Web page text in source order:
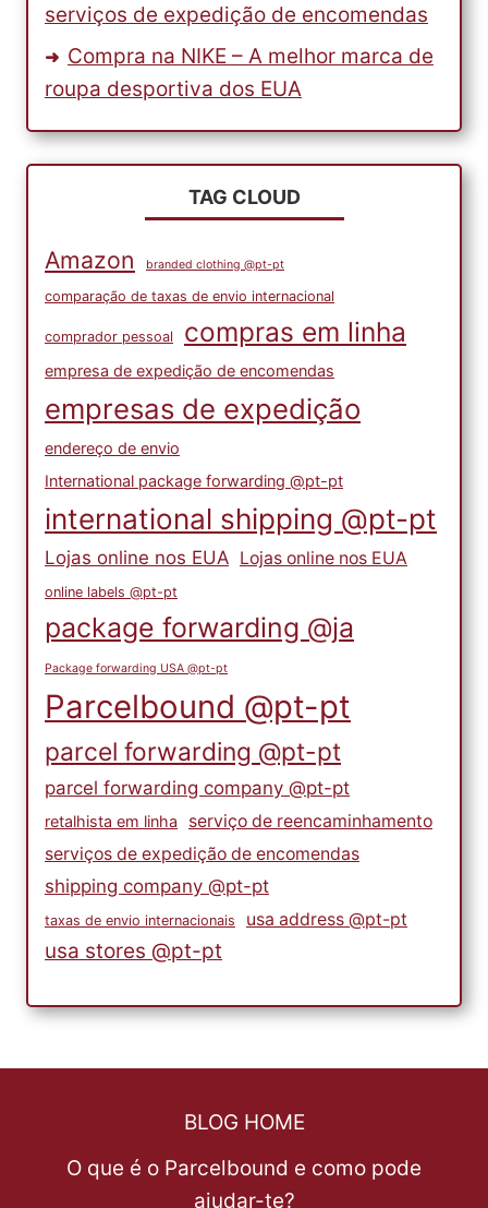
serviços de expedição de encomendas
Compra na NIKE – A melhor marca de
roupa desportiva dos EUA
TAG CLOUD
Amazon branded clothing @pt-pt
comparação de taxas de envio internacional
comprador pessoal compras em linha
empresa de expedição de encomendas
empresas de expedição
endereço de envio
International package forwarding @pt-pt
international shipping @pt-pt
Lojas online nos EUA Lojas online nos EUA
online labels @pt-pt
package forwarding @ja
Package forwarding USA @pt-pt
Parcelbound @pt-pt
parcel forwarding @pt-pt
parcel forwarding company @pt-pt
retalhista em linha
serviço de reencaminhamento
serviços de expedição de encomendas
shipping company @pt-pt
taxas de envio internacionais usa address @pt-pt
usa stores @pt-pt
BLOG HOME
O que é o Parcelbound e como pode
ajudar-te?